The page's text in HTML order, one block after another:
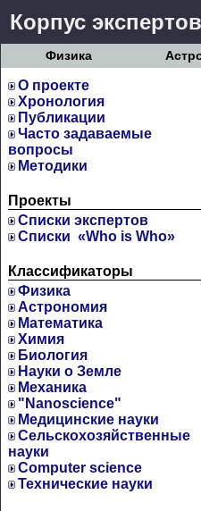
Корпус
Физика
О проекте
Хронология
Публикации
Часто задаваемые
вопросы
Методики
Проекты
Cписки экспертов
Списки «Who is Who»
Классификаторы
Физика
Астрономия
Математика
Химия
Биология
Науки о Земле
Механика
"Nanoscience"
Медицинские науки
Сельскохозяйственные
науки
Computer science
Технические науки